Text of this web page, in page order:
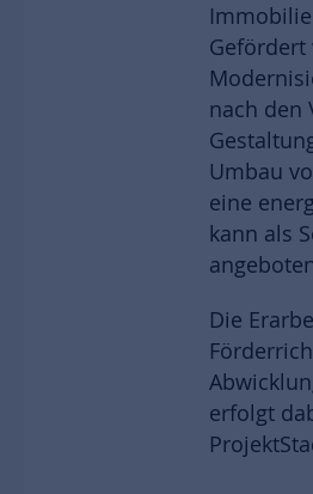
nach den
Umbau
eine
kann als
Die
erfolgt